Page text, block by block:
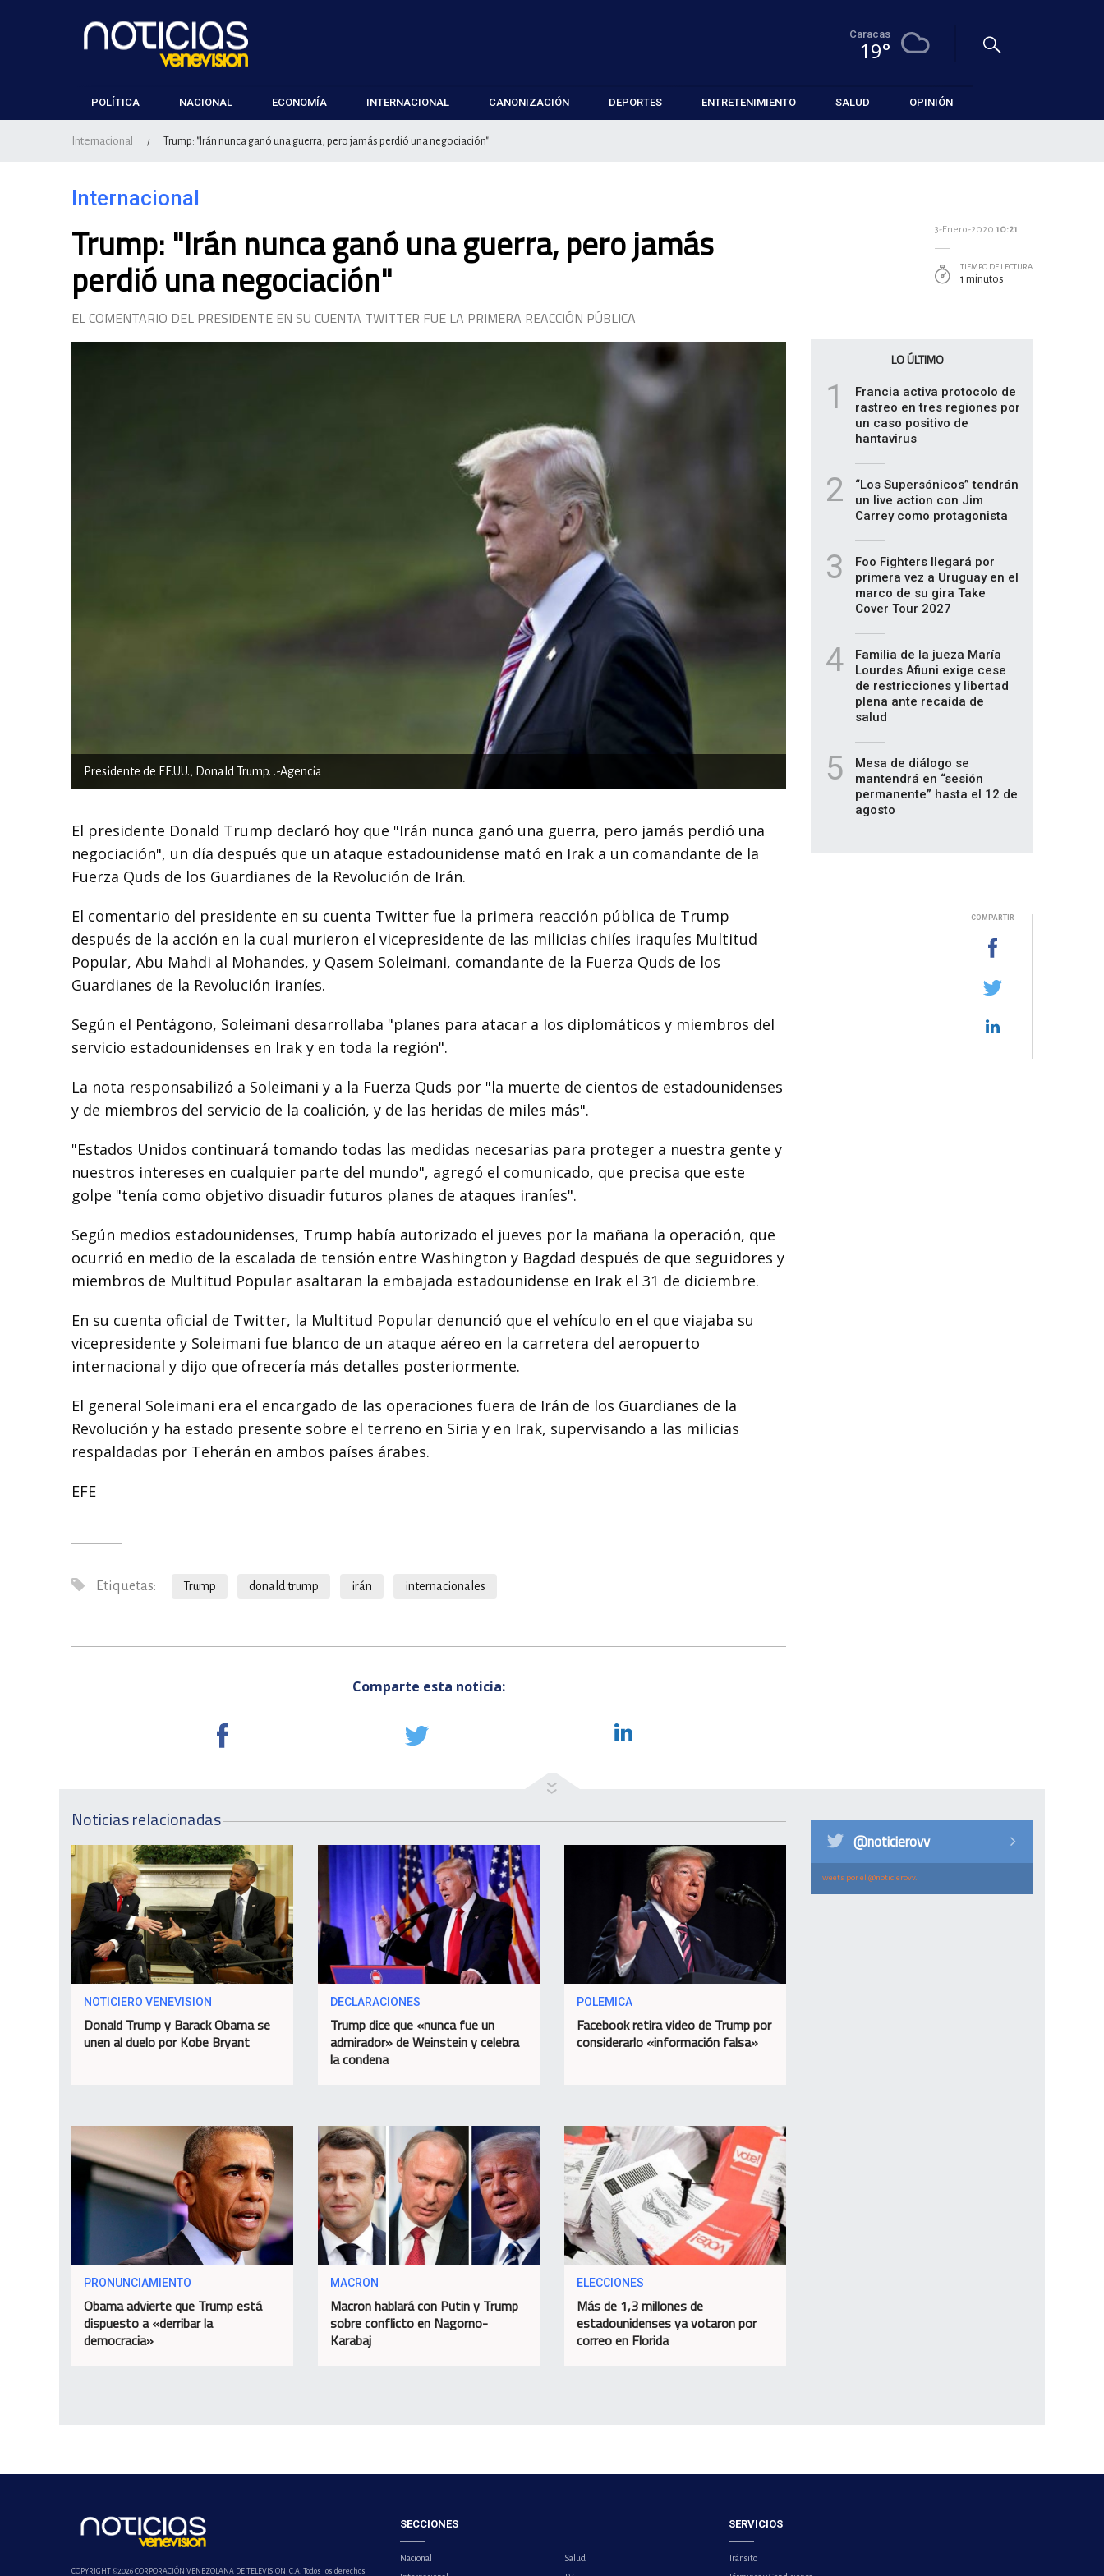
Caracas
19°
POLÍTICA NACIONAL ECONOMÍA INTERNACIONAL CANONIZACIÓN DEPORTES ENTRETENIMIENTO SALUD OPINIÓN
Internacional / Trump: "Irán nunca ganó una guerra, pero jamás perdió una negociación"
Internacional
Trump: "Irán nunca ganó una guerra, pero jamás
perdió una negociación"
EL COMENTARIO DEL PRESIDENTE EN SU CUENTA TWITTER FUE LA PRIMERA REACCIÓN PÚBLICA
Presidente de EE.UU., Donald Trump. .-Agencia
El presidente Donald Trump declaró hoy que "Irán nunca ganó una guerra, pero jamás perdió una
negociación", un día después que un ataque estadounidense mató en Irak a un comandante de la
Fuerza Quds de los Guardianes de la Revolución de Irán.
El comentario del presidente en su cuenta Twitter fue la primera reacción pública de Trump
después de la acción en la cual murieron el vicepresidente de las milicias chiíes iraquíes Multitud
Popular, Abu Mahdi al Mohandes, y Qasem Soleimani, comandante de la Fuerza Quds de los
Guardianes de la Revolución iraníes.
Según el Pentágono, Soleimani desarrollaba "planes para atacar a los diplomáticos y miembros del
servicio estadounidenses en Irak y en toda la región".
La nota responsabilizó a Soleimani y a la Fuerza Quds por "la muerte de cientos de estadounidenses
y de miembros del servicio de la coalición, y de las heridas de miles más".
"Estados Unidos continuará tomando todas las medidas necesarias para proteger a nuestra gente y
nuestros intereses en cualquier parte del mundo", agregó el comunicado, que precisa que este
golpe "tenía como objetivo disuadir futuros planes de ataques iraníes".
Según medios estadounidenses, Trump había autorizado el jueves por la mañana la operación, que
ocurrió en medio de la escalada de tensión entre Washington y Bagdad después de que seguidores y
miembros de Multitud Popular asaltaran la embajada estadounidense en Irak el 31 de diciembre.
En su cuenta oficial de Twitter, la Multitud Popular denunció que el vehículo en el que viajaba su
vicepresidente y Soleimani fue blanco de un ataque aéreo en la carretera del aeropuerto
internacional y dijo que ofrecería más detalles posteriormente.
El general Soleimani era el encargado de las operaciones fuera de Irán de los Guardianes de la
Revolución y ha estado presente sobre el terreno en Siria y en Irak, supervisando a las milicias
respaldadas por Teherán en ambos países árabes.
EFE
Etiquetas: Trump donald trump irán internacionales
Comparte esta noticia:
3-Enero-2020 10:21
TIEMPO DE LECTURA
1 minutos
LO ÚLTIMO
1
Francia activa protocolo de
rastreo en tres regiones por
un caso positivo de
hantavirus
2
“Los Supersónicos” tendrán
un live action con Jim
Carrey como protagonista
3
Foo Fighters llegará por
primera vez a Uruguay en el
marco de su gira Take
Cover Tour 2027
4
Familia de la jueza María
Lourdes Afiuni exige cese
de restricciones y libertad
plena ante recaída de
salud
5
Mesa de diálogo se
mantendrá en “sesión
permanente” hasta el 12 de
agosto
COMPARTIR
Noticias relacionadas
NOTICIERO VENEVISION
Donald Trump y Barack Obama se
unen al duelo por Kobe Bryant
DECLARACIONES
Trump dice que «nunca fue un
admirador» de Weinstein y celebra
la condena
POLEMICA
Facebook retira video de Trump por
considerarlo «información falsa»
PRONUNCIAMIENTO
Obama advierte que Trump está
dispuesto a «derribar la
democracia»
MACRON
Macron hablará con Putin y Trump
sobre conflicto en Nagorno-
Karabaj
ELECCIONES
Más de 1,3 millones de
estadounidenses ya votaron por
correo en Florida
@noticierovv
Tweets por el @noticierovv.
COPYRIGHT ©2026 CORPORACIÓN VENEZOLANA DE TELEVISION, C.A. Todos los derechos
SECCIONES
Nacional
Salud
SERVICIOS
Tránsito